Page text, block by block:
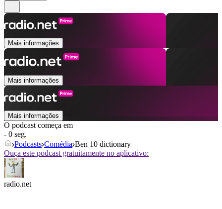
Mais informações
Mais informações
Mais informações
O podcast começa em
- 0 seg.
Podcasts Comédia Ben 10 dictionary
Ouça este podcast gratuitamente no aplicativo:
radio.net